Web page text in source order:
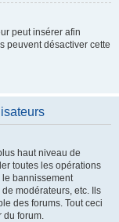
peut insérer afin
peuvent désactiver cette
haut niveau de
toutes les opérations
bannissement
modérateurs, etc. Ils
des forums. Tout ceci
du forum.